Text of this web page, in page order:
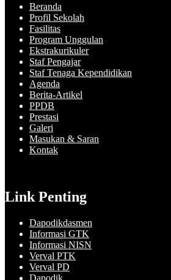
Beranda
Profil Sekolah
Fasilitas
Program Unggulan
Ekstrakurikuler
Staf Pengajar
Staf Tenaga Kependidikan
Agenda
Berita-Artikel
PPDB
Prestasi
Galeri
Masukan & Saran
Kontak
Link Penting
Dapodikdasmen
Informasi GTK
Informasi NISN
Verval PTK
Verval PD
Dapodik